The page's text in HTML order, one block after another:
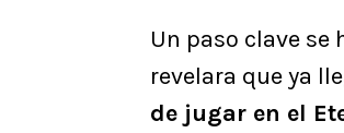
Un paso clave se
revelara que ya
de jugar en el